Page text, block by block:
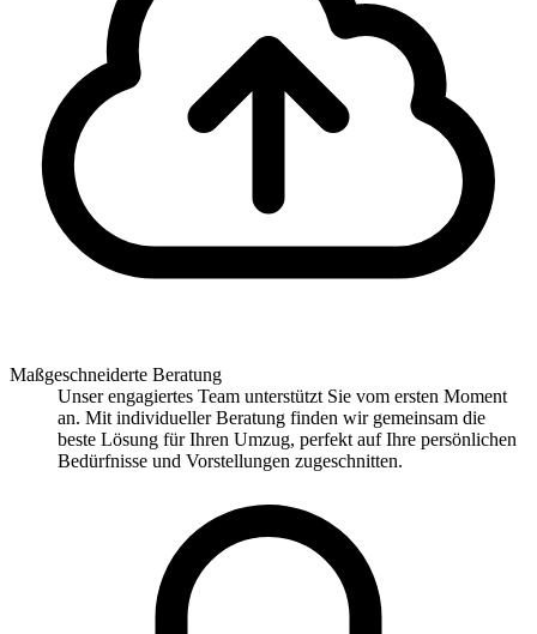
Maßgeschneiderte Beratung
Unser engagiertes Team unterstützt Sie vom ersten Moment
an. Mit individueller Beratung finden wir gemeinsam die
beste Lösung für Ihren Umzug, perfekt auf Ihre persönlichen
Bedürfnisse und Vorstellungen zugeschnitten.